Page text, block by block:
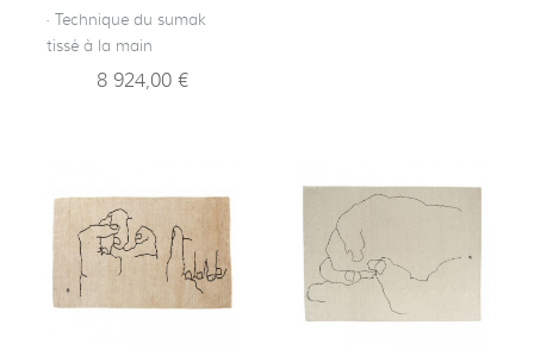
· Technique du sumak
tissé à la main
8 924,00 €